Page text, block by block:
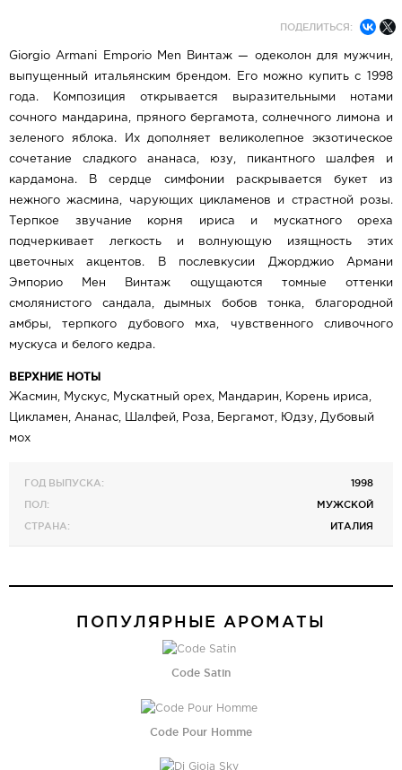
ПОДЕЛИТЬСЯ:
Giorgio Armani Emporio Men Винтаж — одеколон для мужчин,
выпущенный итальянским брендом. Его можно купить с 1998
года. Композиция открывается выразительными нотами
сочного мандарина, пряного бергамота, солнечного лимона и
зеленого яблока. Их дополняет великолепное экзотическое
сочетание сладкого ананаса, юзу, пикантного шалфея и
кардамона. В сердце симфонии раскрывается букет из
нежного жасмина, чарующих цикламенов и страстной розы.
Терпкое звучание корня ириса и мускатного ореха
подчеркивает легкость и волнующую изящность этих
цветочных акцентов. В послевкусии Джорджио Армани
Эмпорио Мен Винтаж ощущаются томные оттенки
смолянистого сандала, дымных бобов тонка, благородной
амбры, терпкого дубового мха, чувственного сливочного
мускуса и белого кедра.
ВЕРХНИЕ НОТЫ
Жасмин, Мускус, Мускатный орех, Мандарин, Корень ириса,
Цикламен, Ананас, Шалфей, Роза, Бергамот, Юдзу, Дубовый
мох
ГОД ВЫПУСКА:
1998
ПОЛ:
МУЖСКОЙ
СТРАНА:
ИТАЛИЯ
ПОПУЛЯРНЫЕ АРОМАТЫ
Code Satin
Code Pour Homme